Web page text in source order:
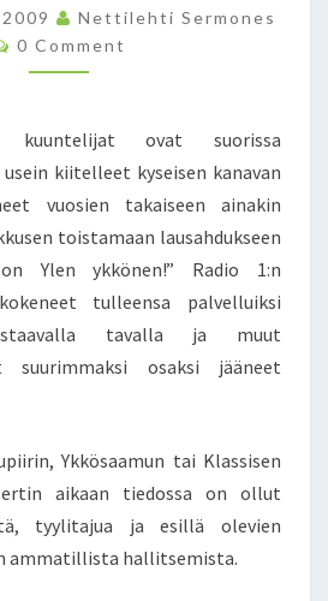
E
R
A
O
1
,
U
T
T
A
…
S
I
K
S
Nettilehti Sermones
C
O
S
0 Comment
ovat suorissa
kiitelleet kyseisen kanavan
vuosien takaiseen ainakin
toistamaan lausahdukseen
Ylen ykkönen!” Radio 1:n
tulleensa palvelluiksi
tavalla ja muut
suurimmaksi osaksi jääneet
Ykkösaamun tai Klassisen
aikaan tiedossa on ollut
tyylitajua ja esillä olevien
ammatillista hallitsemista.